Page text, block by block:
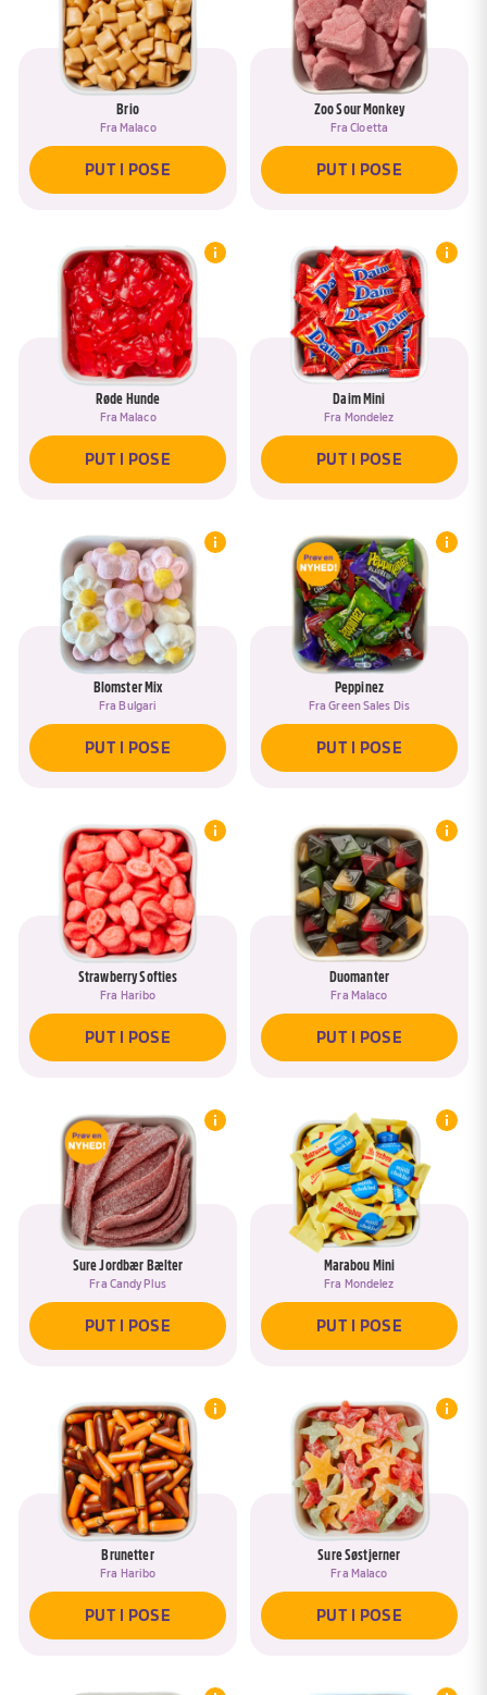
Brio
Fra Malaco
PUT I POSE
Zoo Sour Monkey
FraCloetta
PUT I POSE
Røde Hunde
Fra Malaco
PUT I POSE
Daim Mini
Fra Mondelez
PUT I POSE
Blomster Mix
Fra Bulgari
PUT I POSE
Peppinez
FraGreen Sales Dis
PUT I POSE
Strawberry Softies
Fra Haribo
PUT I POSE
Duomanter
Fra Malaco
PUT I POSE
Sure Jordbær Bælter
Fra Candy Plus
PUT I POSE
Marabou Mini
Fra Mondelez
PUT I POSE
Brunetter
Fra Haribo
PUT I POSE
Sure Søstjerner
Fra Malaco
PUT I POSE